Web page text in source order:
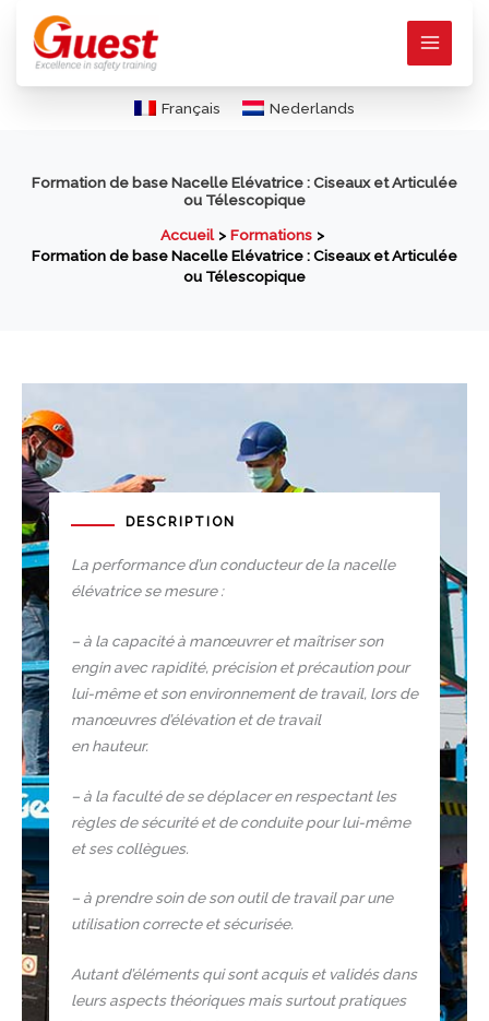
contenu
Français Nederlands
Formation de base Nacelle Elévatrice : Ciseaux et Articulée
ou Télescopique
Accueil
Formations
Formation de base Nacelle Elévatrice : Ciseaux et Articulée
ou Télescopique
DESCRIPTION
La performance d’un conducteur de la nacelle
élévatrice se mesure :
– à la capacité à manœuvrer et maîtriser son
engin avec rapidité, précision et précaution pour
lui-même et son environnement de travail, lors de
manœuvres d’élévation et de travail
en hauteur.
– à la faculté de se déplacer en respectant les
règles de sécurité et de conduite pour lui-même
et ses collègues.
– à prendre soin de son outil de travail par une
utilisation correcte et sécurisée.
Autant d’éléments qui sont acquis et validés dans
leurs aspects théoriques mais surtout pratiques